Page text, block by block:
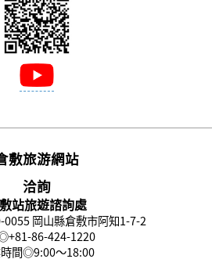
敷旅游網站
洽詢
站旅遊諮詢處
岡山縣倉敷市阿知1-7-2
+81-86-424-1220
間◎9:00〜18:00